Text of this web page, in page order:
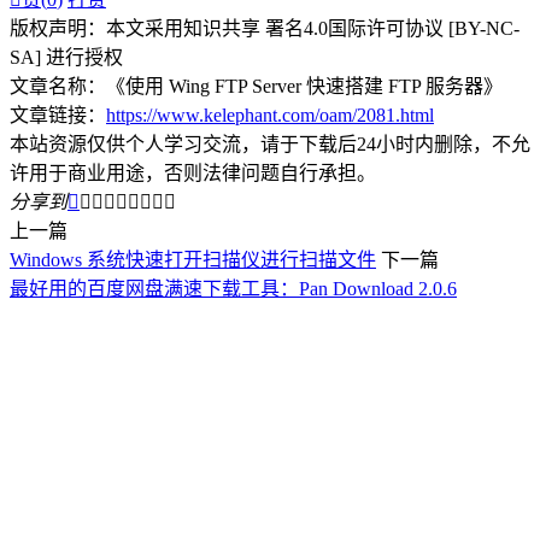
版权声明：本文采用知识共享 署名4.0国际许可协议 [BY-NC-
SA] 进行授权
文章名称：《使用 Wing FTP Server 快速搭建 FTP 服务器》
文章链接： https://www.kelephant.com/oam/2081.html
本站资源仅供个人学习交流，请于下载后24小时内删除，不允
许用于商业用途，否则法律问题自行承担。
分享到        
上一篇
Windows 系统快速打开扫描仪进行扫描文件 下一篇
最好用的百度网盘满速下载工具：Pan Download 2.0.6